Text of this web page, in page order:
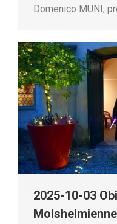
Domenico MUNI,
2025-10-03
Molsheimienne